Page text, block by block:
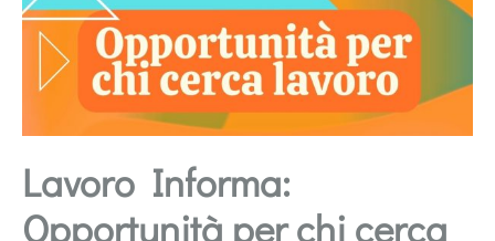
Lavoro Informa:
Opportunità per chi cerca